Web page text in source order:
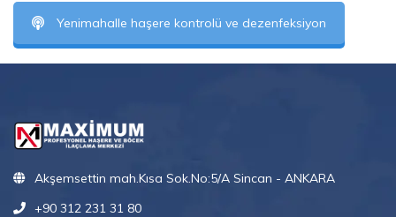
Yenimahalle haşere kontrolü ve dezenfeksiyon
Akşemsettin mah.Kısa Sok.No:5/A Sincan - ANKARA
+90 312 231 31 80